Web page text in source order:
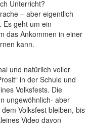
Unterricht?
– aber eigentlich
Es geht um ein
das Ankommen in einer
kann.
und natürlich voller
in der Schule und
Volksfests. Die
ungewöhnlich- aber
Volksfest bleiben, bis
Video davon